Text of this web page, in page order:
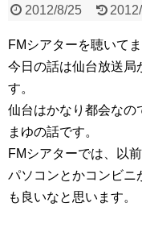
2012/8/25
FMシアターを聴いてま
今日の話は仙台放送局
す。
仙台はかなり都会なの
まゆの話です。
FMシアターでは、以
パソコンとかコンビニ
も良いなと思います。